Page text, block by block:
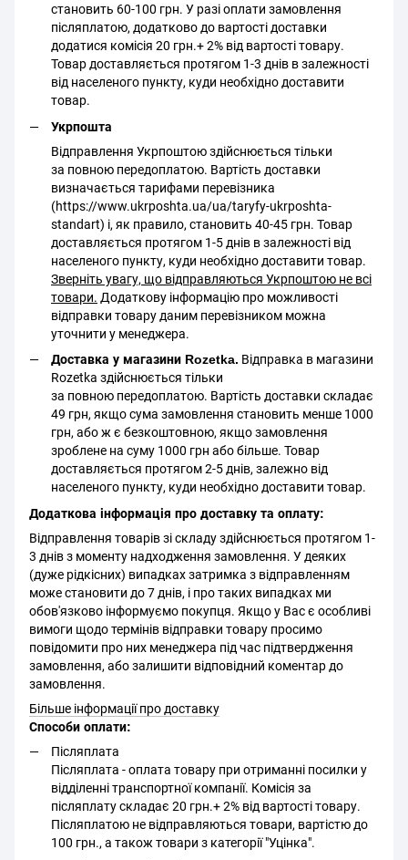
становить 60-100 грн. У разі оплати замовлення
післяплатою, додатково до вартості доставки
додатися комісія 20 грн.+ 2% від вартості товару.
Товар доставляється протягом 1-3 днів в залежності
від населеного пункту, куди необхідно доставити
товар.
Укрпошта
Відправлення Укрпоштою здійснюється тільки
за повною передоплатою. Вартість доставки
визначається тарифами перевізника
(https://www.ukrposhta.ua/ua/taryfy-ukrposhta-
standart) і, як правило, становить 40-45 грн. Товар
доставляється протягом 1-5 днів в залежності від
населеного пункту, куди необхідно доставити товар.
Зверніть увагу, що відправляються Укрпоштою не всі
товари. Додаткову інформацію про можливості
відправки товару даним перевізником можна
уточнити у менеджера.
Доставка у магазини Rozetka. Відправка в магазини
Rozetka здійснюється тільки
за повною передоплатою. Вартість доставки складає
49 грн, якщо сума замовлення становить менше 1000
грн, або ж є безкоштовною, якщо замовлення
зроблене на суму 1000 грн або більше. Товар
доставляється протягом 2-5 днів, залежно від
населеного пункту, куди необхідно доставити товар.
Додаткова інформація про доставку та оплату:
Відправлення товарів зі складу здійснюється протягом 1-
3 днів з моменту надходження замовлення. У деяких
(дуже рідкісних) випадках затримка з відправленням
може становити до 7 днів, і про таких випадках ми
обов'язково інформуємо покупця. Якщо у Вас є особливі
вимоги щодо термінів відправки товару просимо
повідомити про них менеджера під час підтвердження
замовлення, або залишити відповідний коментар до
замовлення.
Більше інформації про доставку
Способи оплати:
Післяплата
Післяплата - оплата товару при отриманні посилки у
відділенні транспортної компанії. Комісія за
післяплату складає 20 грн.+ 2% від вартості товару.
Післяплатою не відправляються товари, вартістю до
100 грн., а також товари з категорії "Уцінка".